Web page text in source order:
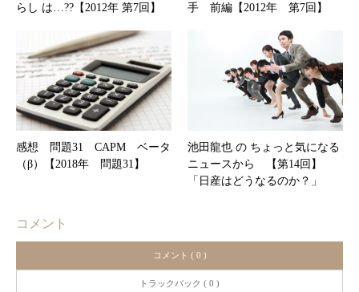
らし は…??【2012年 第7回】
手 前編【2012年 第7回】
感想 問題31 CAPM ベータ
（β）【2018年 問題31】
池田龍也 の ちょっと気になる
ニュースから 【第14回】
「日産はどうなるのか？」
コメント
コメント ( 0 )
トラックバック ( 0 )